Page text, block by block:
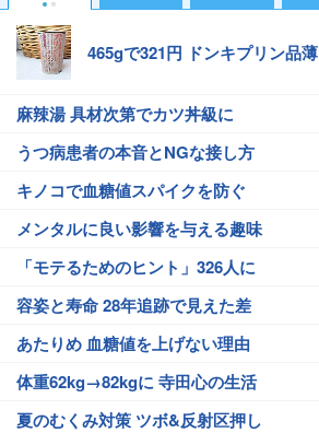
465gで321円 ドンキプリン品薄
麻辣湯 具材次第でカツ丼級に
うつ病患者の本音とNGな接し方
キノコで血糖値スパイクを防ぐ
メンタルに良い影響を与える趣味
「モテるためのヒント」326人に
容姿と寿命 28年追跡で見えた差
あたりめ 血糖値を上げない理由
体重62kg→82kgに 寺田心の生活
夏のむくみ対策 ツボ&反射区押し